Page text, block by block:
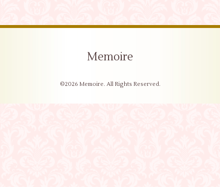
Memoire
©2026 Memoire. All Rights Reserved.